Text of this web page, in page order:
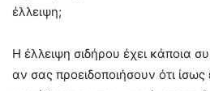
έλλειψη;
Η έλλειψη σιδήρου έχει κάποια
αν σας προειδοποιήσουν ότι ίσως